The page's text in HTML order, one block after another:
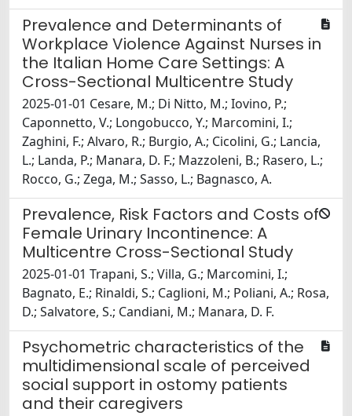
Prevalence and Determinants of
Workplace Violence Against Nurses in
the Italian Home Care Settings: A
Cross-Sectional Multicentre Study
2025-01-01 Cesare, M.; Di Nitto, M.; Iovino, P.;
Caponnetto, V.; Longobucco, Y.; Marcomini, I.;
Zaghini, F.; Alvaro, R.; Burgio, A.; Cicolini, G.; Lancia,
L.; Landa, P.; Manara, D. F.; Mazzoleni, B.; Rasero, L.;
Rocco, G.; Zega, M.; Sasso, L.; Bagnasco, A.
Prevalence, Risk Factors and Costs of
Female Urinary Incontinence: A
Multicentre Cross-Sectional Study
2025-01-01 Trapani, S.; Villa, G.; Marcomini, I.;
Bagnato, E.; Rinaldi, S.; Caglioni, M.; Poliani, A.; Rosa,
D.; Salvatore, S.; Candiani, M.; Manara, D. F.
Psychometric characteristics of the
multidimensional scale of perceived
social support in ostomy patients
and their caregivers